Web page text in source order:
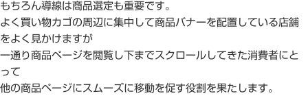
もちろん導線は商品選定も重要です。
よく買い物カゴの周辺に集中して商品バナーを配置している店舗
をよく見かけますが
一通り商品ページを閲覧し下までスクロールしてきた消費者にと
って
他の商品ページにスムーズに移動を促す役割を果たします。